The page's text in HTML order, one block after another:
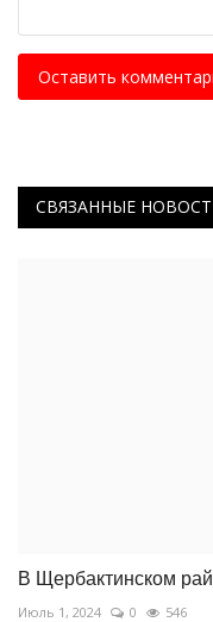
Оставить
СВЯЗАННЫЕ
В Щербактинском
Июль 1, 2024 0 546